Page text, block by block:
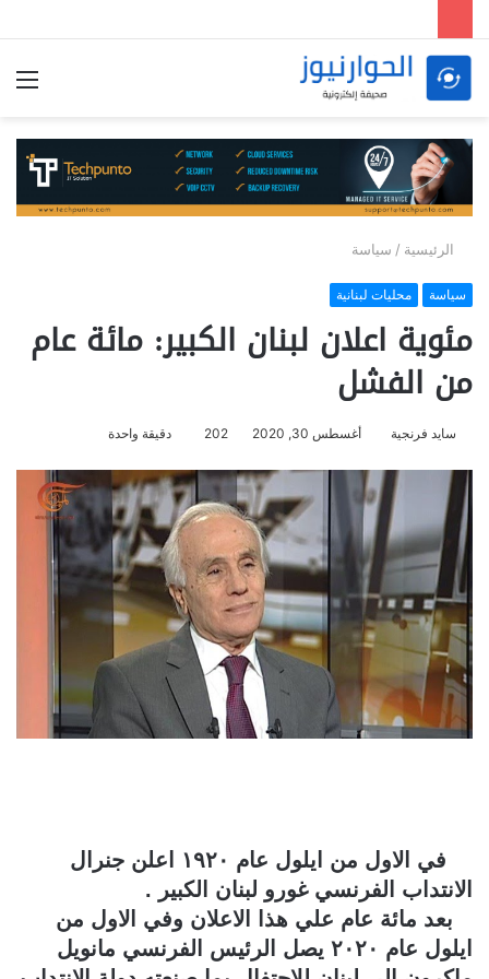
الرئيسية / سياسة
سياسة محليات لبنانية
مئوية اعلان لبنان الكبير: مائة عام
من الفشل
سايد فرنجية أغسطس 30, 2020 202 دقيقة واحدة
في الاول من ايلول عام ١٩٢٠ اعلن جنرال
الانتداب الفرنسي غورو لبنان الكبير .
بعد مائة عام علي هذا الاعلان وفي الاول من
ايلول عام ٢٠٢٠ يصل الرئيس الفرنسي مانويل